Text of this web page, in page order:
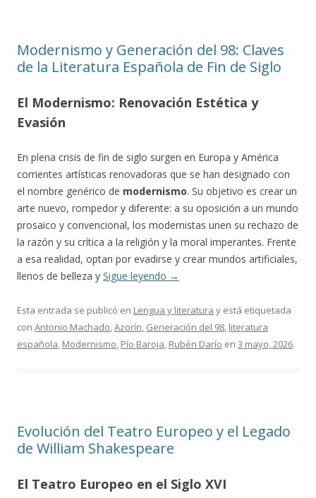
Modernismo y Generación del 98: Claves
de la Literatura Española de Fin de Siglo
El Modernismo: Renovación Estética y
Evasión
En plena crisis de fin de siglo surgen en Europa y América
corrientes artísticas renovadoras que se han designado con
el nombre genérico de modernismo. Su objetivo es crear un
arte nuevo, rompedor y diferente: a su oposición a un mundo
prosaico y convencional, los modernistas unen su rechazo de
la razón y su crítica a la religión y la moral imperantes. Frente
a esa realidad, optan por evadirse y crear mundos artificiales,
llenos de belleza y Sigue leyendo →
Esta entrada se publicó en Lengua y literatura y está etiquetada
con Antonio Machado,Azorín, Generación del 98, literatura
española, Modernismo, Pío Baroja, Rubén Darío en 3 mayo, 2026.
Evolución del Teatro Europeo y el Legado
de William Shakespeare
El Teatro Europeo en el Siglo XVI